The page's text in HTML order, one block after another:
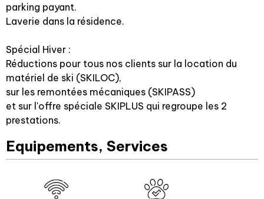
parking payant.
Laverie dans la résidence.
Spécial Hiver :
Réductions pour tous nos clients sur la location du
matériel de ski (SKILOC),
sur les remontées mécaniques (SKIPASS)
et sur l'offre spéciale SKIPLUS qui regroupe les 2
prestations.
Equipements, Services